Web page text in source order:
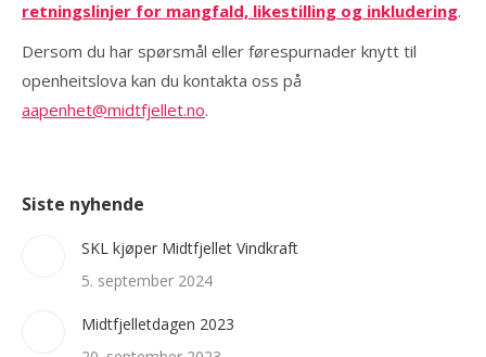
retningslinjer for mangfald, likestilling og inkludering.
Dersom du har spørsmål eller førespurnader knytt til
openheitslova kan du kontakta oss på
aapenhet@midtfjellet.no.
Siste nyhende
SKL kjøper Midtfjellet Vindkraft
5. september 2024
Midtfjelletdagen 2023